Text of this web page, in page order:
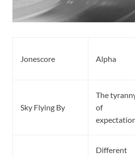
Jonescore Alpha
Sky Flying By
The
of
Different